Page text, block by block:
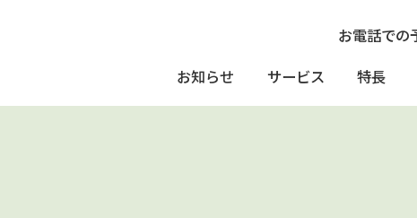
お電話での
お知らせ サービス 特長